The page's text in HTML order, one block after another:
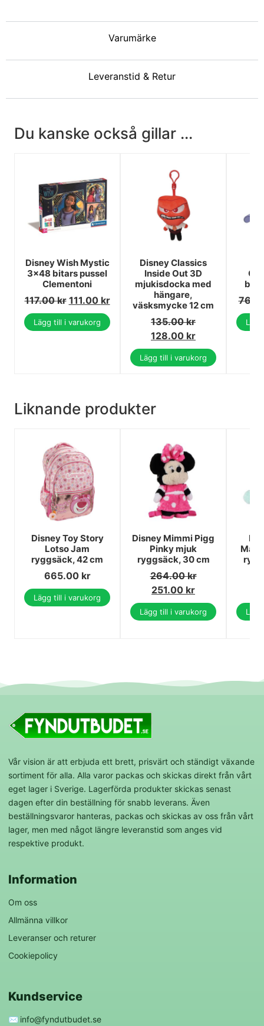
Varumärke
Leveranstid & Retur
Du kanske också gillar ...
Disney Wish Mystic
3x48 bitars pussel
Clementoni
117.00kr 111.00 kr
Lägg till i varukorg
Disney Classics
Inside Out 3D
mjukisdocka med
hängare,
väsksmycke 12 cm
135.00kr
128.00 kr
Lägg till i varukorg
Liknande produkter
Disney Toy Story
Lotso Jam
ryggsäck, 42 cm
665.00 kr
Lägg till i varukorg
Disney Mimmi Pigg
Pinky mjuk
ryggsäck, 30 cm
264.00kr
251.00 kr
Lägg till i varukorg
Vår vision är att erbjuda ett brett, prisvärt och ständigt växande
sortiment för alla. Alla varor packas och skickas direkt från vårt
eget lager i Sverige. Lagerförda produkter skickas senast
dagen efter din beställning för snabb leverans. Även
beställningsvaror hanteras, packas och skickas av oss från vårt
lager, men med något längre leveranstid som anges vid
respektive produkt.
Information
Om oss
Allmänna villkor
Leveranser och returer
Cookiepolicy
Kundservice
✉️ info@fyndutbudet.se